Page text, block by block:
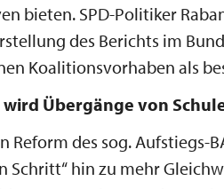
bieten. SPD-Politiker
des Berichts im
Koalitionsvorhaben als
Übergänge von
Reform des sog. Aufstiegs-
Schritt“ hin zu mehr